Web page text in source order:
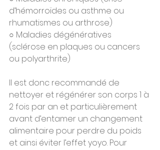
d’hémorroïdes ou asthme ou
rhumatismes ou arthrose)
○ Maladies dégénératives
(sclérose en plaques ou cancers
ou polyarthrite)
Il est donc recommandé de
nettoyer et régénérer son corps 1 à
2 fois par an et particulièrement
avant d’entamer un changement
alimentaire pour perdre du poids
et ainsi éviter l’effet yoyo. Pour